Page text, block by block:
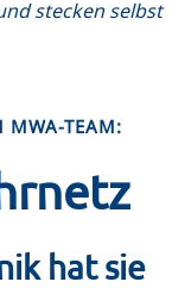
stecken selbst
MWA-TEAM:
hat sie